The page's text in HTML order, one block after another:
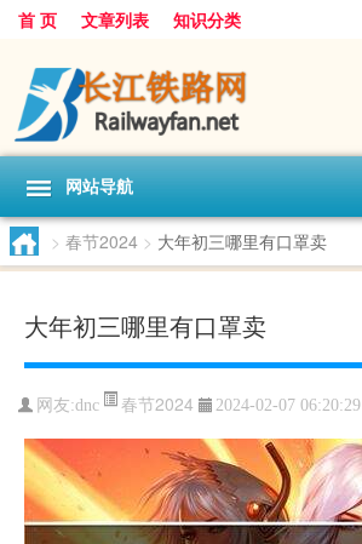
首 页 文章列表 知识分类
网站导航
> 春节2024 > 大年初三哪里有口罩卖
大年初三哪里有口罩卖
网友:dnc 春节2024 2024-02-07 06:20:29